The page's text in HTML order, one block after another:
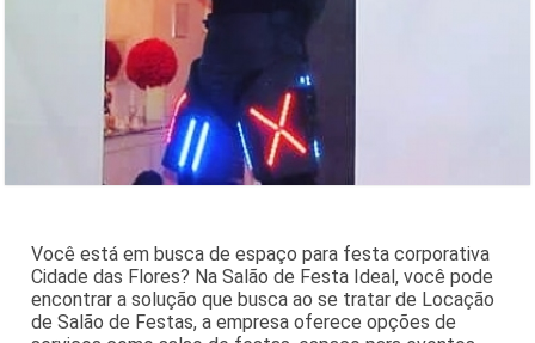
Você está em busca de espaço para festa corporativa
Cidade das Flores? Na Salão de Festa Ideal, você pode
encontrar a solução que busca ao se tratar de Locação
de Salão de Festas, a empresa oferece opções de